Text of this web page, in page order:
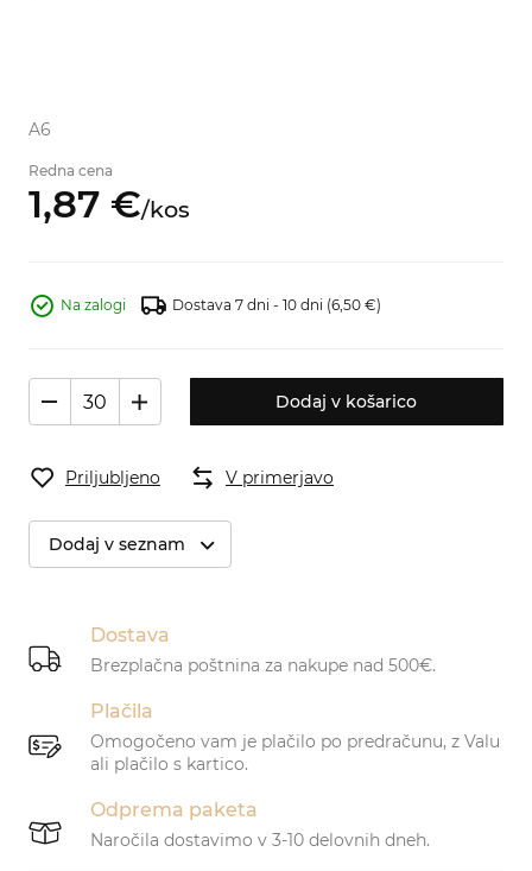
A6
Redna cena
1,87 €/kos
Na zalogi Dostava 7 dni - 10 dni (6,50 €)
Dodaj v košarico
Priljubljeno V primerjavo
Dodaj v seznam
Dostava
Brezplačna poštnina za nakupe nad 500€.
Plačila
Omogočeno vam je plačilo po predračunu, z Valu
ali plačilo s kartico.
Odprema paketa
Naročila dostavimo v 3-10 delovnih dneh.